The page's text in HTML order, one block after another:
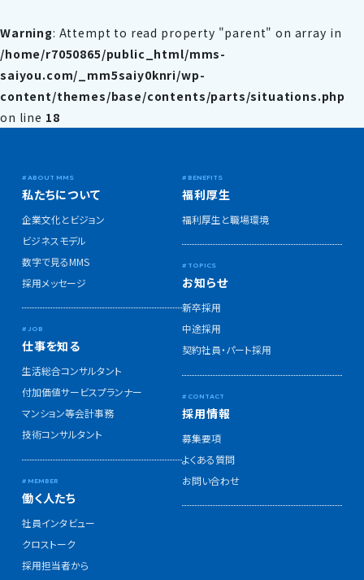
Warning: Attempt to read property "parent" on array in
/home/r7050865/public_html/mms-
saiyou.com/_mm5saiy0knri/wp-
content/themes/base/contents/parts/situations.php
on line 18
私たちについて
企業文化とビジョン
ビジネスモデル
数字で見るMMS
採用メッセージ
仕事を知る
生活総合コンサルタント
付加価値サービスプランナー
マンション等会計事務
技術コンサルタント
働く人たち
社員インタビュー
クロストーク
採用担当者から
福利厚生
福利厚生と職場環境
お知らせ
新卒採用
中途採用
契約社員・パート採用
採用情報
募集要項
よくある質問
お問い合わせ